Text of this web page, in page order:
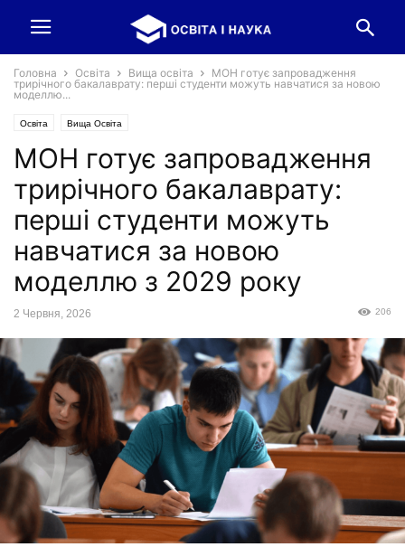
Головна Освіта Вища освіта
МОН готує запровадження
трирічного бакалаврату: перші студенти можуть навчатися за новою
моделлю...
Освіта Вища Освіта
МОН готує запровадження
трирічного бакалаврату:
перші студенти можуть
навчатися за новою
моделлю з 2029 року
2 Червня, 2026 206